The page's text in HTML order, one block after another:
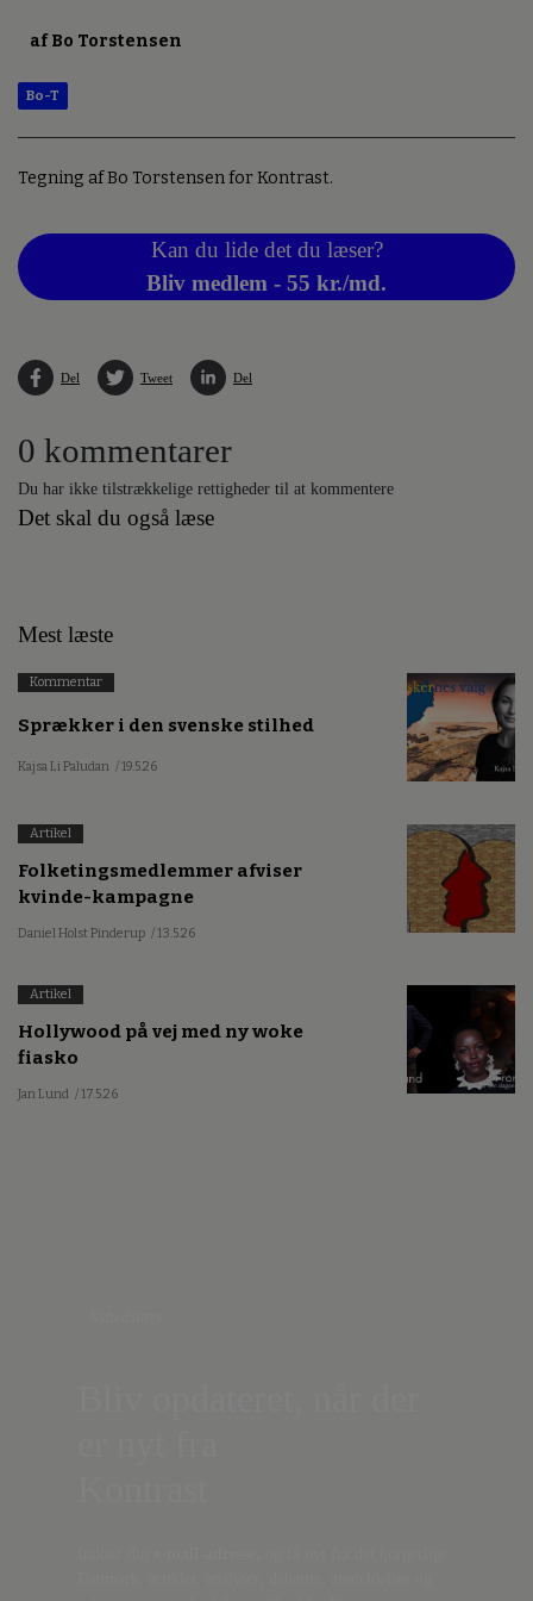
af Bo Torstensen
Bo-T
Tegning af Bo Torstensen for Kontrast.
Kan du lide det du læser?
Bliv medlem - 55 kr./md.
Del Tweet Del
0 kommentarer
Du har ikke tilstrækkelige rettigheder til at kommentere
Det skal du også læse
Mest læste
Kommentar
Sprækker i den svenske stilhed
Kajsa Li Paludan / 19.5.26
Artikel
Folketingsmedlemmer afviser
kvinde-kampagne
Daniel Holst Pinderup / 13.5.26
Artikel
Hollywood på vej med ny woke
fiasko
Jan Lund / 17.5.26